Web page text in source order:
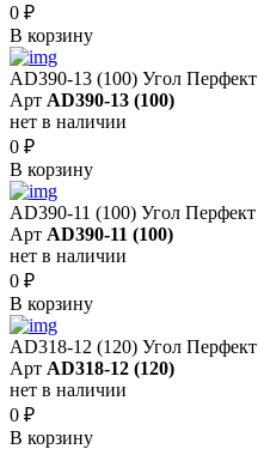
0 ₽
В корзину
AD390-13 (100) Угол Перфект
Арт AD390-13 (100)
нет в наличии
0 ₽
В корзину
AD390-11 (100) Угол Перфект
Арт AD390-11 (100)
нет в наличии
0 ₽
В корзину
AD318-12 (120) Угол Перфект
Арт AD318-12 (120)
нет в наличии
0 ₽
В корзину